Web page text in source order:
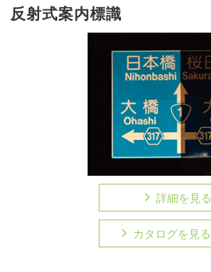
反射式案内標識
詳細を見る
カタログを見る